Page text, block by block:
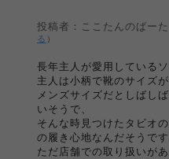
投稿者：ここたんのばー
る ）
長年主人が愛用している
主人は小柄で靴のサイズ
メンズサイズだとしばし
いそうで、
そんな時見つけたタビオ
の履き心地なんだそうです
ただ店舗での取り扱いが